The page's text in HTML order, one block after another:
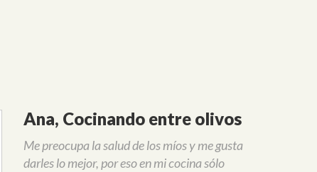
Ana, Cocinando entre olivos
Me preocupa la salud de los míos y me gusta
darles lo mejor, por eso en mi cocina sólo